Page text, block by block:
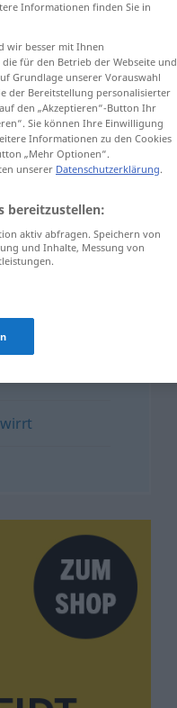
Informationen finden Sie in
wir besser mit Ihnen
für den Betrieb der Webseite und
Grundlage unserer Vorauswahl
der Bereitstellung personalisierter
den „Akzeptieren“-Button Ihr
Sie können Ihre Einwilligung
Informationen zu den Cookies
„Mehr Optionen“.
unserer Datenschutzerklärung.
bereitzustellen:
aktiv abfragen. Speichern von
und Inhalte, Messung von